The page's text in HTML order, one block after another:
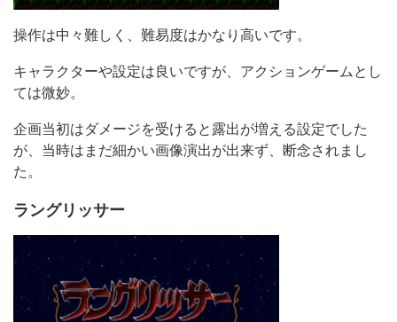
操作は中々難しく、難易度はかなり高いです。
キャラクターや設定は良いですが、アクションゲームとし
ては微妙。
企画当初はダメージを受けると露出が増える設定でした
が、当時はまだ細かい画像演出が出来ず、断念されまし
た。
ラングリッサー